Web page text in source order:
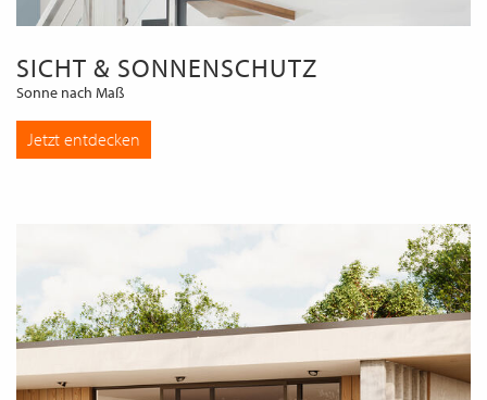
SICHT & SONNENSCHUTZ
Sonne nach Maß
Jetzt entdecken